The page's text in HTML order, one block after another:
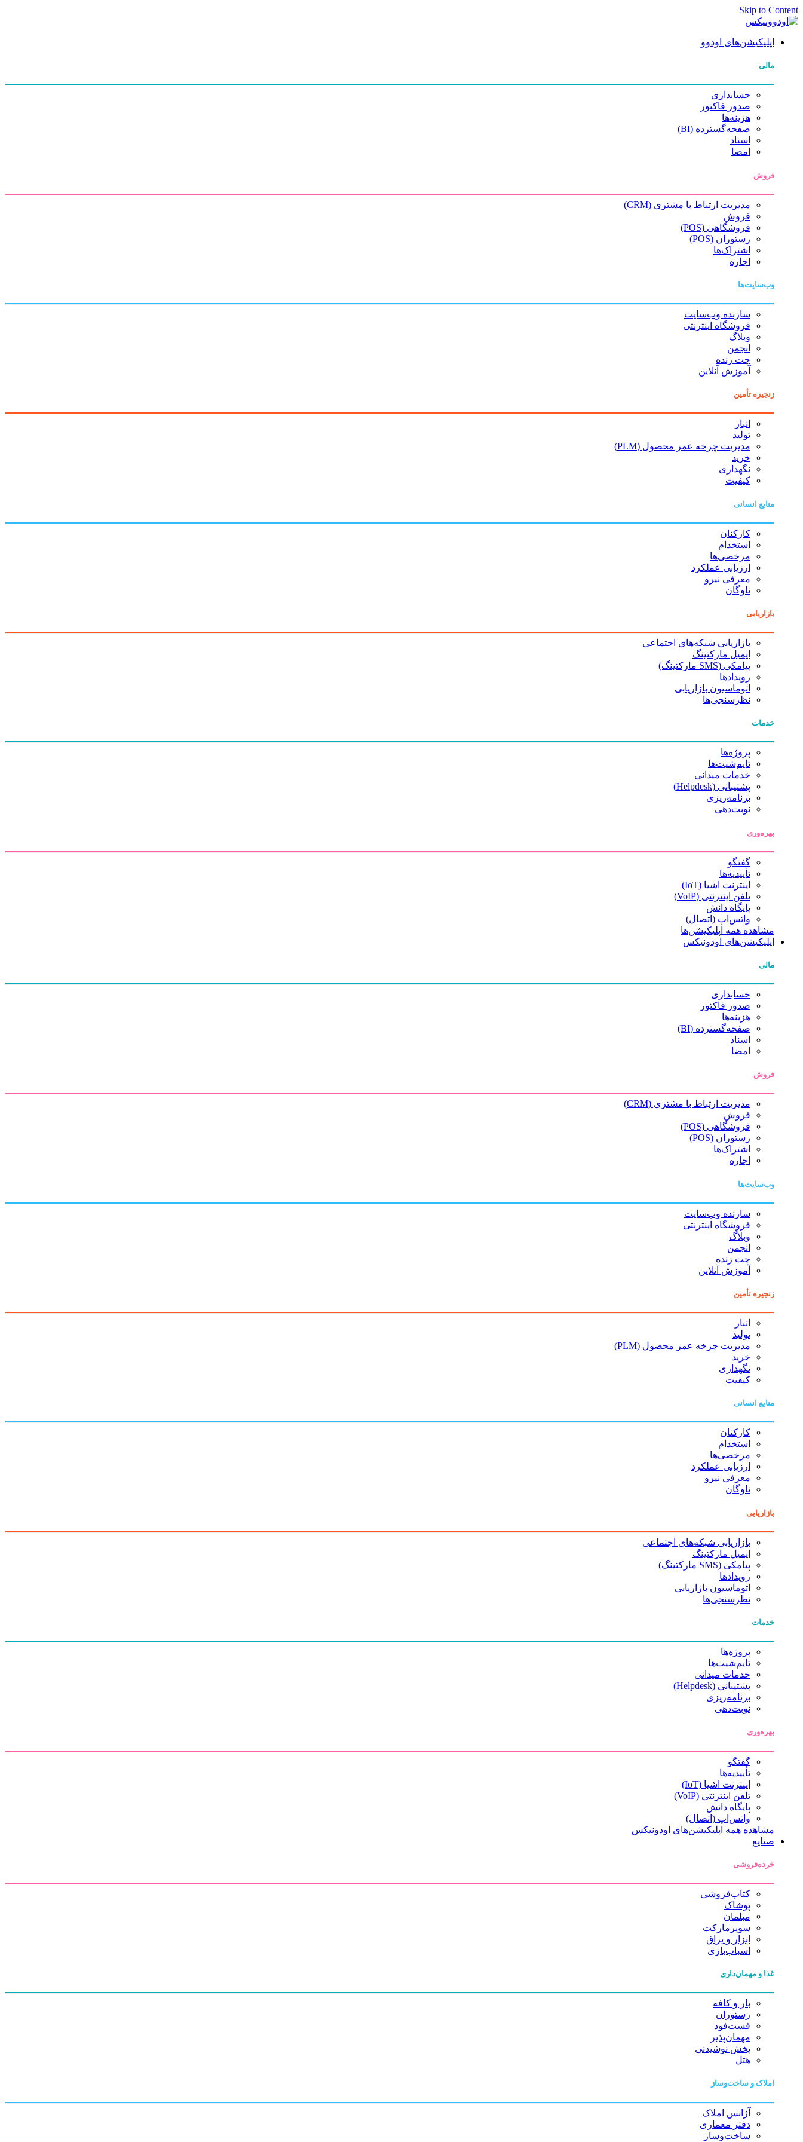
Skip to Content
اپلیکیشن‌های اودوو
مالی
حسابداری
صدور فاکتور
هزینه‌ها
صفحه‌گسترده (BI)
اسناد
امضا
فروش
مدیریت ارتباط با مشتری (CRM)
فروش
فروشگاهی (POS)
رستوران (POS)
اشتراک‌ها
اجاره
وب‌سایت‌ها
سازنده وب‌سایت
فروشگاه اینترنتی
وبلاگ
انجمن
چت زنده
آموزش آنلاین
زنجیره تأمین
انبار
تولید
مدیریت چرخه عمر محصول (PLM)
خرید
نگهداری
کیفیت
منابع انسانی
کارکنان
استخدام
مرخصی‌ها
ارزیابی عملکرد
معرفی نیرو
ناوگان
بازاریابی
بازاریابی شبکه‌های اجتماعی
ایمیل مارکتینگ
پیامکی (SMS مارکتینگ)
رویدادها
اتوماسیون بازاریابی
نظرسنجی‌ها
خدمات
پروژه‌ها
تایم‌شیت‌ها
خدمات میدانی
پشتیبانی (Helpdesk)
برنامه‌ریزی
نوبت‌دهی
بهره‌وری
گفتگو
تأییدیه‌ها
اینترنت اشیا (IoT)
تلفن اینترنتی (VoIP)
پایگاه دانش
واتس‌اپ (اتصال)
مشاهده همه اپلیکیشن‌ها
اپلیکیشن‌های اودونیکس
مالی
حسابداری
صدور فاکتور
هزینه‌ها
صفحه‌گسترده (BI)
اسناد
امضا
فروش
مدیریت ارتباط با مشتری (CRM)
فروش
فروشگاهی (POS)
رستوران (POS)
اشتراک‌ها
اجاره
وب‌سایت‌ها
سازنده وب‌سایت
فروشگاه اینترنتی
وبلاگ
انجمن
چت زنده
آموزش آنلاین
زنجیره تأمین
انبار
تولید
مدیریت چرخه عمر محصول (PLM)
خرید
نگهداری
کیفیت
منابع انسانی
کارکنان
استخدام
مرخصی‌ها
ارزیابی عملکرد
معرفی نیرو
ناوگان
بازاریابی
بازاریابی شبکه‌های اجتماعی
ایمیل مارکتینگ
پیامکی (SMS مارکتینگ)
رویدادها
اتوماسیون بازاریابی
نظرسنجی‌ها
خدمات
پروژه‌ها
تایم‌شیت‌ها
خدمات میدانی
پشتیبانی (Helpdesk)
برنامه‌ریزی
نوبت‌دهی
بهره‌وری
گفتگو
تأییدیه‌ها
اینترنت اشیا (IoT)
تلفن اینترنتی (VoIP)
پایگاه دانش
واتس‌اپ (اتصال)
مشاهده همه اپلیکیشن‌های اودونیکس
صنایع
خرده‌فروشی
کتاب‌فروشی
پوشاک
مبلمان
سوپرمارکت
ابزار و یراق
اسباب‌بازی
غذا و مهمان‌داری
بار و کافه
رستوران
فست‌فود
مهمان‌پذیر
پخش نوشیدنی
هتل
املاک و ساخت‌وساز
آژانس املاک
دفتر معماری
ساخت‌وساز